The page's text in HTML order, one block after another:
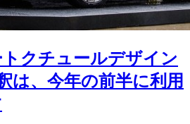
クチュールデザイン
は、今年の前半に利用